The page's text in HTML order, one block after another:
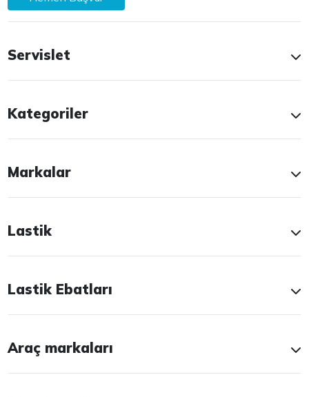
Servislet
Kategoriler
Markalar
Lastik
Lastik Ebatları
Araç markaları